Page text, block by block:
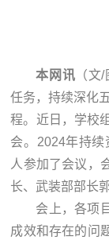
本网讯 （
任务，持续深化
程。近日，学校
会。2024年持
人参加了会议，
长、武装部部长
会上，各项
成效和存在的问